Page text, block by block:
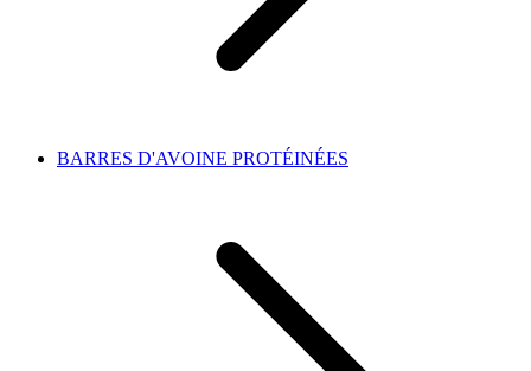
BARRES D'AVOINE PROTÉINÉES